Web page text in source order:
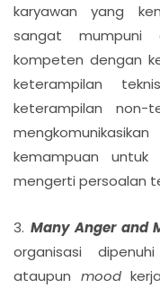
karyawan yang
sangat mumpuni
kompeten dengan
keterampilan
keterampilan non-
kemampuan
mengerti persoalan
3. Many Anger and
organisasi
ataupun mood